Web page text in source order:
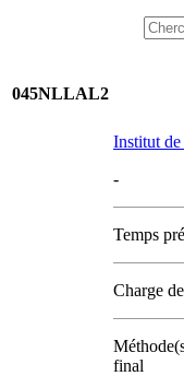
045NLLAL2
Institut de
-
Temps
Charge
final